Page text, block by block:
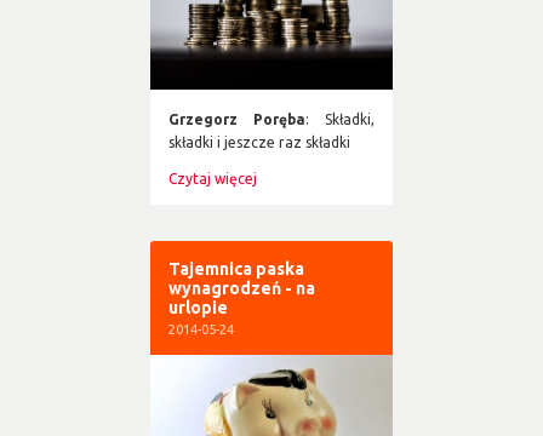
Grzegorz Poręba: Składki,
składki i jeszcze raz składki
Czytaj więcej
Tajemnica paska
wynagrodzeń - na
urlopie
2014-05-24